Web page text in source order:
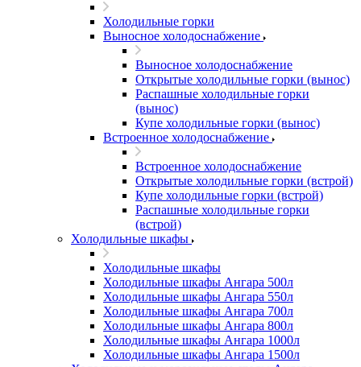
Холодильные горки
Выносное холодоснабжение
Выносное холодоснабжение
Открытые холодильные горки (вынос)
Распашные холодильные горки
(вынос)
Купе холодильные горки (вынос)
Встроенное холодоснабжение
Встроенное холодоснабжение
Открытые холодильные горки (встрой)
Купе холодильные горки (встрой)
Распашные холодильные горки
(встрой)
Холодильные шкафы
Холодильные шкафы
Холодильные шкафы Ангара 500л
Холодильные шкафы Ангара 550л
Холодильные шкафы Ангара 700л
Холодильные шкафы Ангара 800л
Холодильные шкафы Ангара 1000л
Холодильные шкафы Ангара 1500л